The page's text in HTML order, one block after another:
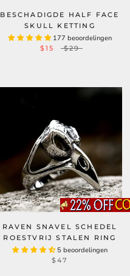
BESCHADIGDE HALF FACE
SKULL KETTING
177 beoordelingen
$15 $29
RAVEN SNAVEL SCHEDEL
ROESTVRIJ STALEN RING
5 beoordelingen
$47